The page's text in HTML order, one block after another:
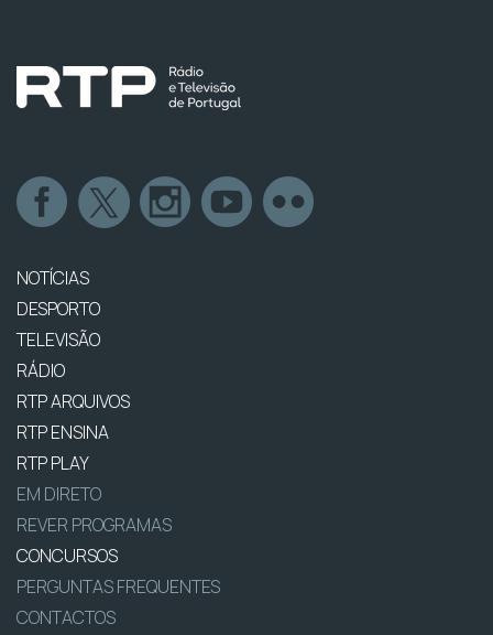
NOTÍCIAS
DESPORTO
TELEVISÃO
RÁDIO
RTP ARQUIVOS
RTP ENSINA
RTP PLAY
EM DIRETO
REVER PROGRAMAS
CONCURSOS
PERGUNTAS FREQUENTES
CONTACTOS